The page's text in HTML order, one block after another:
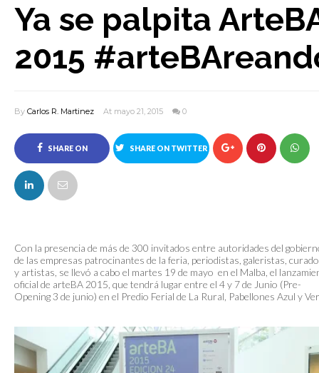
Ya se palpita
2015
By Carlos R. Martinez At mayo 21, 2015 0
SHARE ON
FACEBOOK
SHARE ON TWITTER
Con la presencia de más de 300 invitados entre autoridades del
de las empresas patrocinantes de la feria, periodistas, galeristas,
y artistas, se llevó a cabo el martes 19 de mayo en el Malba, el
oficial de arteBA 2015, que tendrá lugar entre el 4 y 7 de Junio (Pre-
Opening 3 de junio) en el Predio Ferial de La Rural, Pabellones Azul y